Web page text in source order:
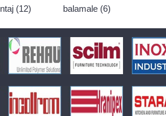
(12)
balamale (6)